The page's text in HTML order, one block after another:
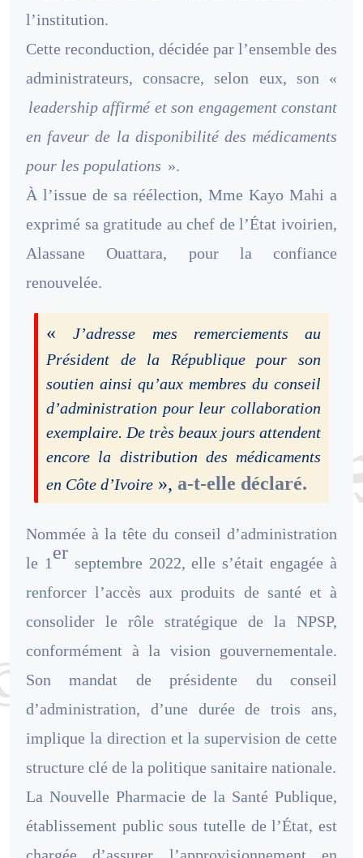
l’institution.
Cette reconduction, décidée par l’ensemble des
administrateurs, consacre, selon eux, son «
leadership affirmé et son engagement constant
en faveur de la disponibilité des médicaments
pour les populations ».
À l’issue de sa réélection, Mme Kayo Mahi a
exprimé sa gratitude au chef de l’État ivoirien,
Alassane Ouattara, pour la confiance
renouvelée.
«J’adresse mes remerciements au
Président de la République pour son
soutien ainsi qu’aux membres du conseil
d’administration pour leur collaboration
exemplaire. De très beaux jours attendent
encore la distribution des médicaments
en Côte d’Ivoire », a-t-elle déclaré.
Nommée à la tête du conseil d’administration
le 1 er septembre 2022, elle s’était engagée à
renforcer l’accès aux produits de santé et à
consolider le rôle stratégique de la NPSP,
conformément à la vision gouvernementale.
Son mandat de présidente du conseil
d’administration, d’une durée de trois ans,
implique la direction et la supervision de cette
structure clé de la politique sanitaire nationale.
La Nouvelle Pharmacie de la Santé Publique,
établissement public sous tutelle de l’État, est